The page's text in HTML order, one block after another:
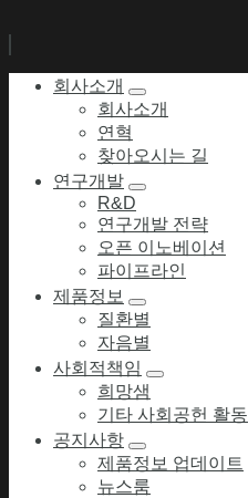
회사소개
회사소개
연혁
찾아오시는 길
연구개발
R&D
연구개발 전략
오픈 이노베이션
파이프라인
제품정보
질환별
자음별
사회적책임
희망샘
기타 사회공헌 활동
공지사항
제품정보 업데이트
뉴스룸